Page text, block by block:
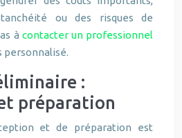
ou des risques de
à contacter un professionnel
personnalisé.
:
préparation
et de préparation est